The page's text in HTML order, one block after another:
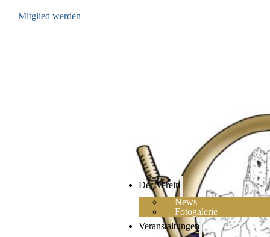
Mitglied werden
Der Verein
News
Fotogalerie
Veranstaltungen